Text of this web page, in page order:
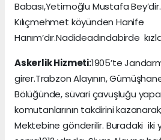
Babası,Yetimoğlu Mustafa Bey’dir.
Kılıçmehmet köyünden Hanife
Hanım’dır.Nadideadındabirde
Askerlik Hizmeti:1905’te
girer.Trabzon Alayının,
Bölüğünde, süvari çavuşluğu
komutanlarının takdirini
Mektebine gönderilir. Buradaki iki